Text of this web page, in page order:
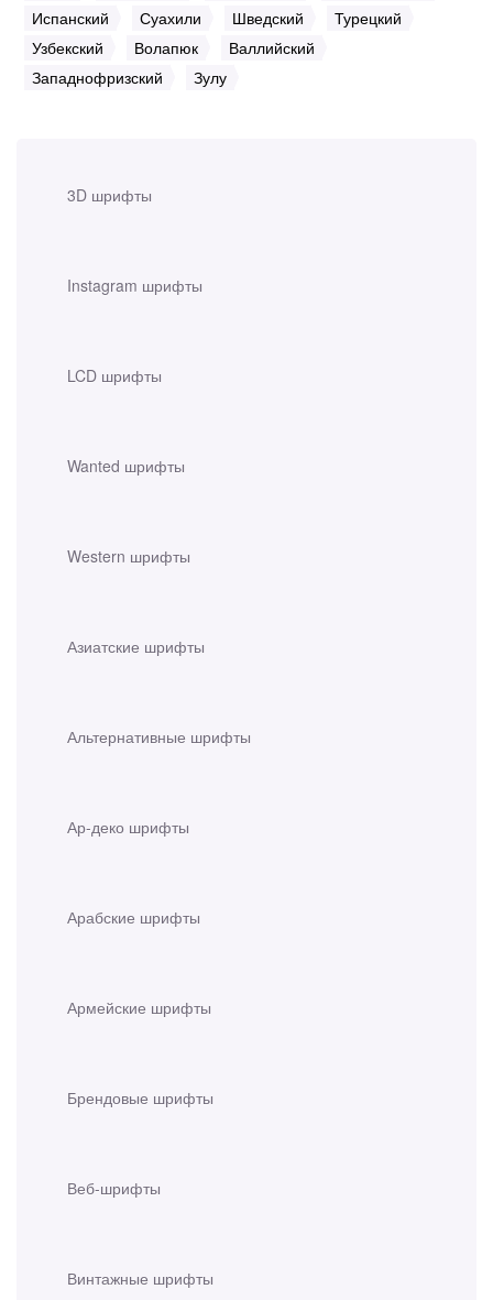
3D шрифты
Instagram шрифты
LCD шрифты
Wanted шрифты
Western шрифты
Азиатские шрифты
Альтернативные шрифты
Ар-деко шрифты
Арабские шрифты
Армейские шрифты
Брендовые шрифты
Веб-шрифты
Винтажные шрифты
Испанский
Суахили Шведский
Турецкий
Узбекский
Волапюк
Валлийский
Западнофризский
Зулу